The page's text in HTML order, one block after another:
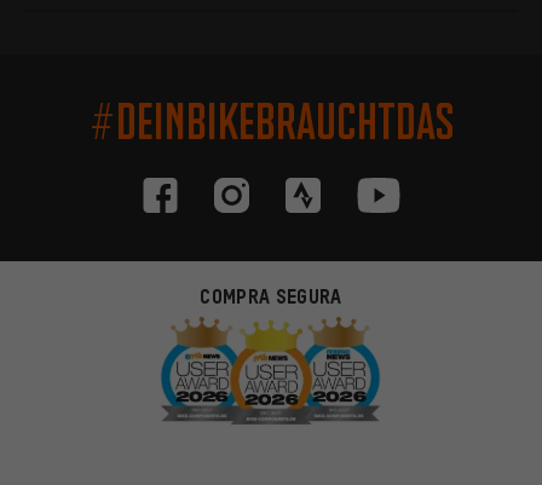
#DEINBIKEBRAUCHTDAS
COMPRA SEGURA